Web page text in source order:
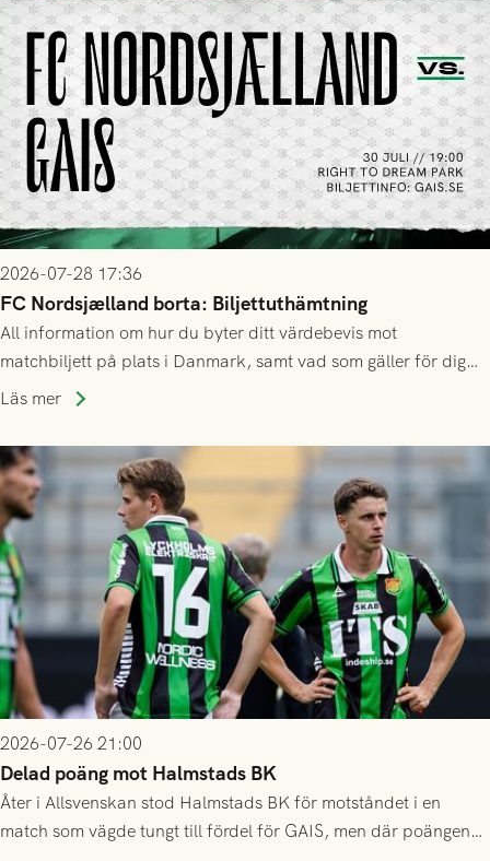
2026-07-28 17:36
FC Nordsjælland borta: Biljettuthämtning
All information om hur du byter ditt värdebevis mot
matchbiljett på plats i Danmark, samt vad som gäller för dig
som står på reservlista eller fått förhinder.
Läs mer
2026-07-26 21:00
Delad poäng mot Halmstads BK
Åter i Allsvenskan stod Halmstads BK för motståndet i en
match som vägde tungt till fördel för GAIS, men där poängen